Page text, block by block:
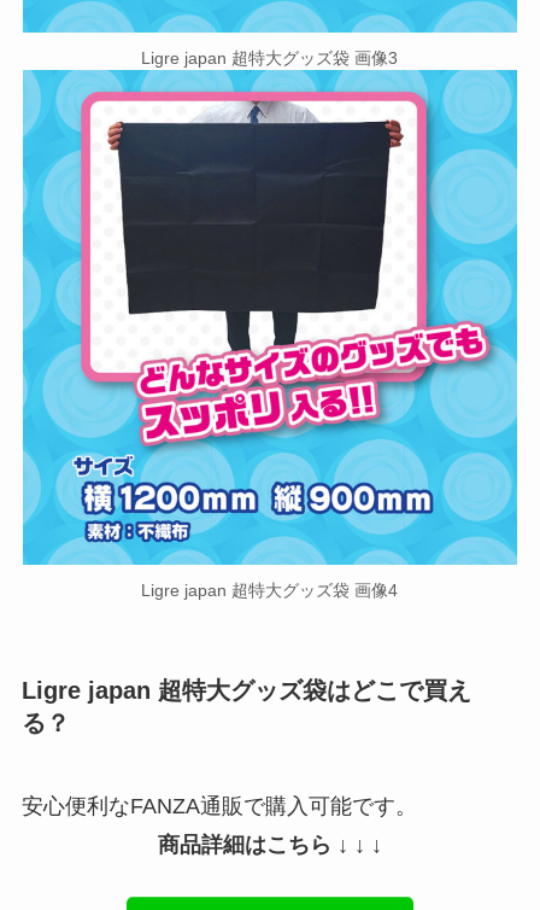
Ligre japan 超特大グッズ袋 画像3
Ligre japan 超特大グッズ袋 画像4
Ligre japan 超特大グッズ袋はどこで買え
る？
安心便利なFANZA通販で購入可能です。
商品詳細はこちら ↓ ↓ ↓